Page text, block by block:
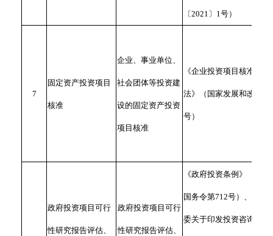
〔2021〕1号）
7
固定资产投资项目
核准
企业、事业单位、
社会团体等投资建
设的固定资产投资
项目核准
《企业投资项目核准和
法》（国家发展和改革委
号）
政府投资项目可行
性研究报告评估、
政府投资项目可行
性研究报告评估、
《政府投资条例》（中
国务令第712号）、《国
委关于印发投资咨询评估